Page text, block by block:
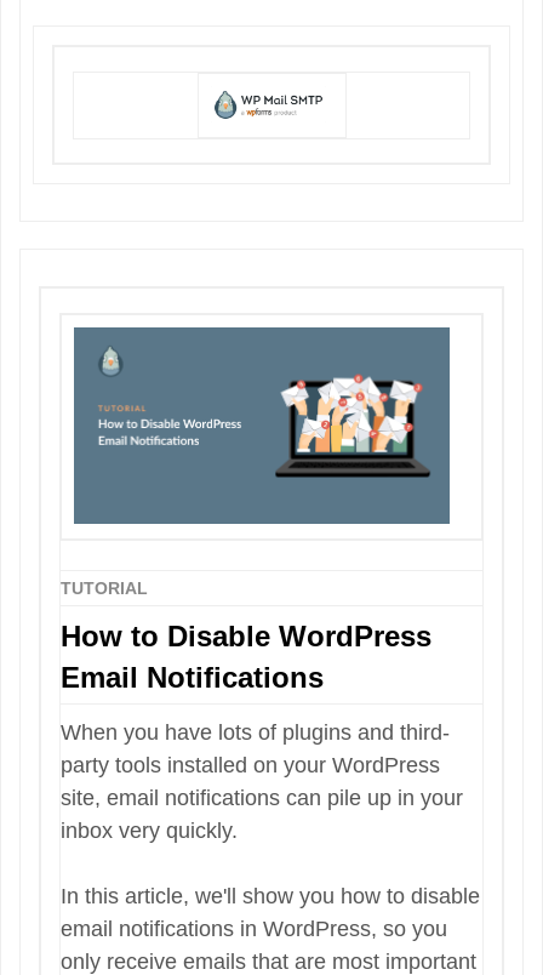
TUTORIAL
How to Disable WordPress
Email Notifications
When you have lots of plugins and third-
party tools installed on your WordPress
site, email notifications can pile up in your
inbox very quickly.
In this article, we'll show you how to disable
email notifications in WordPress, so you
only receive emails that are most important